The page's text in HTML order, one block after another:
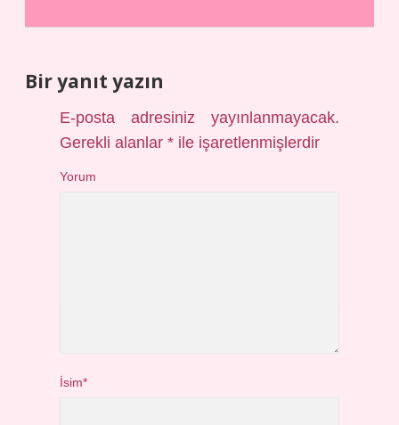
Bir yanıt yazın
E-posta adresiniz yayınlanmayacak.
Gerekli alanlar* ile işaretlenmişlerdir
Yorum
İsim*